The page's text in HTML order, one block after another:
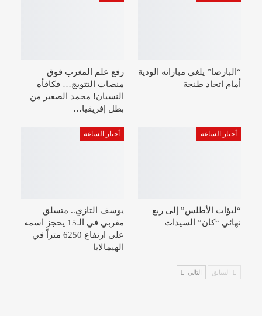
“البارصا” يلغي مباراته الودية
أمام اتحاد طنجة
رفع علم المغرب فوق
منصات التتويج… فكافأه
النسيان! محمد الصغير من
بطل إفريقيا…
أخبار الساعة
“لبؤات الأطلس” إلى ربع
نهائي “كان” السيدات
أخبار الساعة
يوسف التازي.. متسلق
مغربي في الـ15 يحجز اسمه
على ارتفاع 6250 متراً في
الهيمالايا
السابق التالي